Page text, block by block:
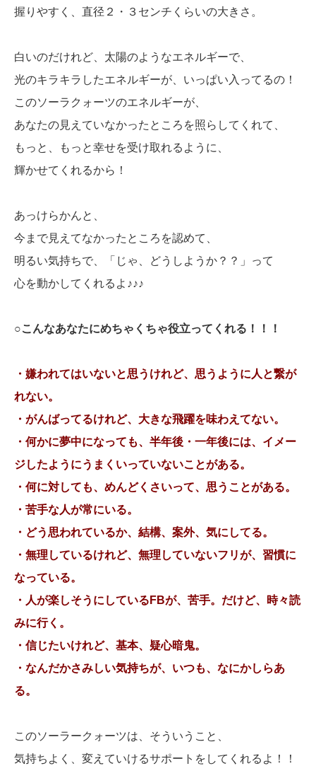
握りやすく、直径２・３センチくらいの大きさ。
白いのだけれど、太陽のようなエネルギーで、
光のキラキラしたエネルギーが、いっぱい入ってるの！
このソーラクォーツのエネルギーが、
あなたの見えていなかったところを照らしてくれて、
もっと、もっと幸せを受け取れるように、
輝かせてくれるから！
あっけらかんと、
今まで見えてなかったところを認めて、
明るい気持ちで、「じゃ、どうしようか？？」って
心を動かしてくれるよ♪♪♪
○こんなあなたにめちゃくちゃ役立ってくれる！！！
・嫌われてはいないと思うけれど、思うように人と繋が
れない。
・がんばってるけれど、大きな飛躍を味わえてない。
・何かに夢中になっても、半年後・一年後には、イメー
ジしたようにうまくいっていないことがある。
・何に対しても、めんどくさいって、思うことがある。
・苦手な人が常にいる。
・どう思われているか、結構、案外、気にしてる。
・無理しているけれど、無理していないフリが、習慣に
なっている。
・人が楽しそうにしているFBが、苦手。だけど、時々読
みに行く。
・信じたいけれど、基本、疑心暗鬼。
・なんだかさみしい気持ちが、いつも、なにかしらあ
る。
このソーラークォーツは、そういうこと、
気持ちよく、変えていけるサポートをしてくれるよ！！